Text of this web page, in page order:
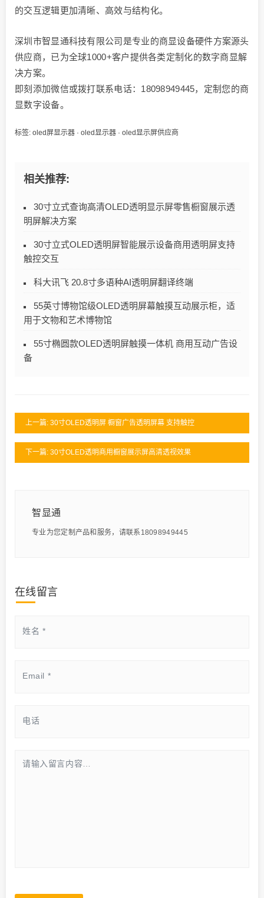
的交互逻辑更加清晰、高效与结构化。
深圳市智显通科技有限公司是专业的商显设备硬件方案源头
供应商，已为全球1000+客户提供各类定制化的数字商显解
决方案。
即刻添加微信或拨打联系电话：18098949445，定制您的商
显数字设备。
标签: oled屏显示器 · oled显示器 · oled显示屏供应商
相关推荐:
30寸立式查询高清OLED透明显示屏零售橱窗展示透
明屏解决方案
30寸立式OLED透明屏智能展示设备商用透明屏支持
触控交互
科大讯飞 20.8寸多语种AI透明屏翻译终端
55英寸博物馆级OLED透明屏幕触摸互动展示柜，适
用于文物和艺术博物馆
55寸椭圆款OLED透明屏触摸一体机 商用互动广告设
备
上一篇: 30寸OLED透明屏 橱窗广告透明屏幕 支持触控
下一篇: 30寸OLED透明商用橱窗展示屏高清透视效果
智显通
专业为您定制产品和服务，请联系18098949445
在线留言